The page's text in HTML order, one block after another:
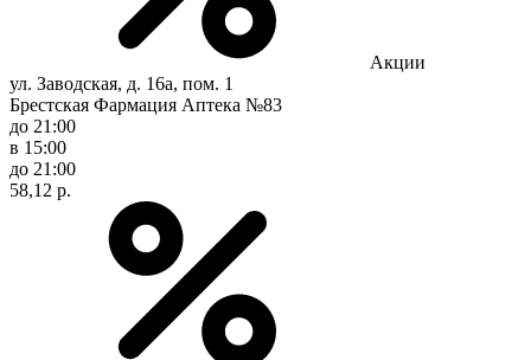
Акции
ул. Заводская, д. 16а, пом. 1
Брестская Фармация Аптека №83
до 21:00
в 15:00
до 21:00
58,12 р.